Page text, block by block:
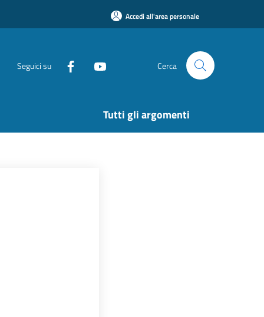
Accedi all'area personale
Seguici su Cerca
Tutti gli argomenti